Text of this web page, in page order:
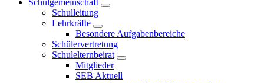
Schulgemeinschaft
Schulleitung
Lehrkräfte
Besondere Aufgabenbereiche
Schülervertretung
Schulelternbeirat
Mitglieder
SEB Aktuell